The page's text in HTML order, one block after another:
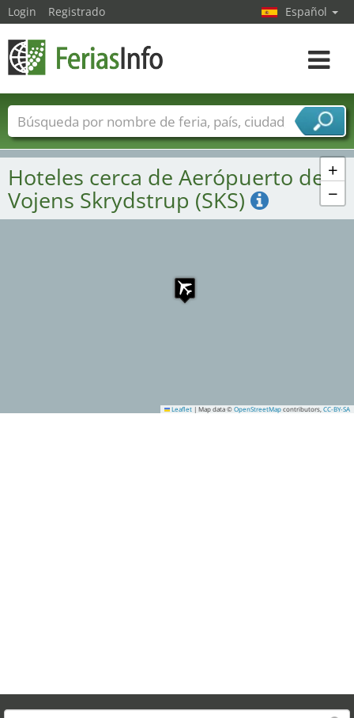
+
−
Leaflet | Map data © OpenStreetMap contributors, CC-BY-SA
Hoteles cerca de Aerópuerto de
Vojens Skrydstrup (SKS)
Login Registrado Español
toggle
Nombres de ferias Países
Ciudades
Sectores de ferias
Sectores de proveedor de servicios